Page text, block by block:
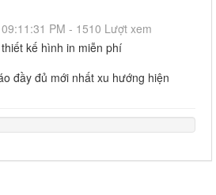
PM - 1510 Lượt xem
kế hình in miễn phí
đầy đủ mới nhất xu hướng hiện